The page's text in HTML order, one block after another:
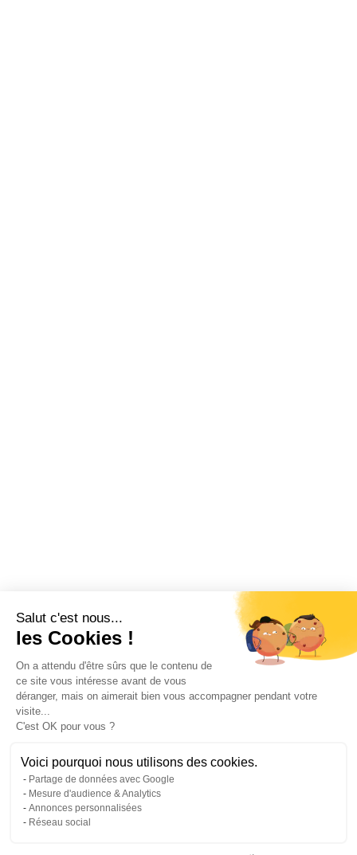
Salut c'est nous...
les Cookies !
On a attendu d'être sûrs que le contenu de
ce site vous intéresse avant de vous
déranger, mais on aimerait bien vous accompagner pendant votre
visite...
C'est OK pour vous ?
Voici pourquoi nous utilisons des cookies.
Partage de données avec Google
Mesure d'audience & Analytics
Annonces personnalisées
Réseau social